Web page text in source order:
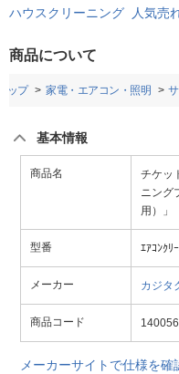
ハウスクリーニング 人気売
商品について
ップ 家電・エアコン・照明
基本情報
商品名
チケッ
ニング
用）」
型番 ｴｱｺﾝｸﾘ
メーカー カジタ
商品コード
メーカーサイトで仕様を確